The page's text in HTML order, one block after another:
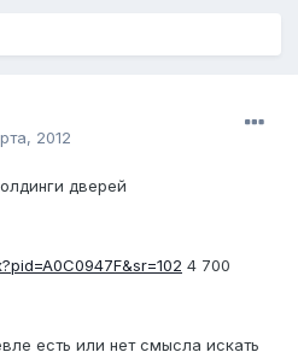
2012
дверей
4 700
есть или нет смысла искать